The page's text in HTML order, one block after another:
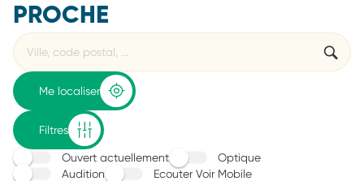
PROCHE
Rechercher
établissement
Veuillez
renseigner
une
adresse
{{count}}
résultat(s)
trouvé(s)
Me localiser
Filtres
Ouvert actuellement
Optique
Audition
Ecouter Voir Mobile